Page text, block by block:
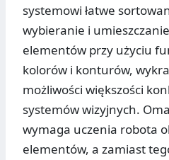
systemowi łatwe
wybieranie i
elementów przy użyciu
kolorów i konturów,
możliwości większości
systemów wizyjnych.
wymaga uczenia robota
elementów, a zamiast